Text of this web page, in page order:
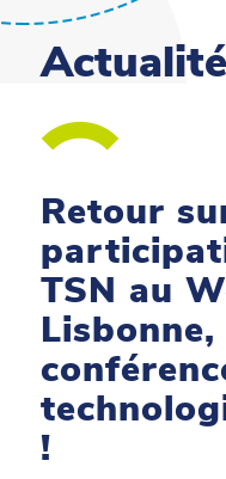
Retour
TSN au
!